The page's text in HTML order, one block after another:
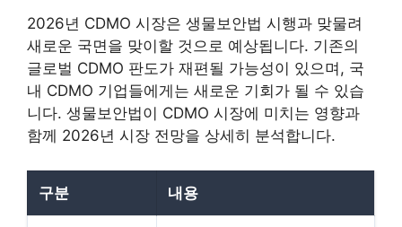
2026년 CDMO 시장은 생물보안법 시행과 맞물려
새로운 국면을 맞이할 것으로 예상됩니다. 기존의
글로벌 CDMO 판도가 재편될 가능성이 있으며, 국
내 CDMO 기업들에게는 새로운 기회가 될 수 있습
니다. 생물보안법이 CDMO 시장에 미치는 영향과
함께 2026년 시장 전망을 상세히 분석합니다.
구분 내용